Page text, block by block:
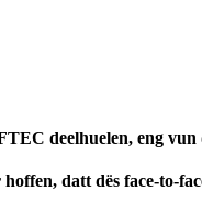
deelhuelen, eng vun
datt dës face-to-